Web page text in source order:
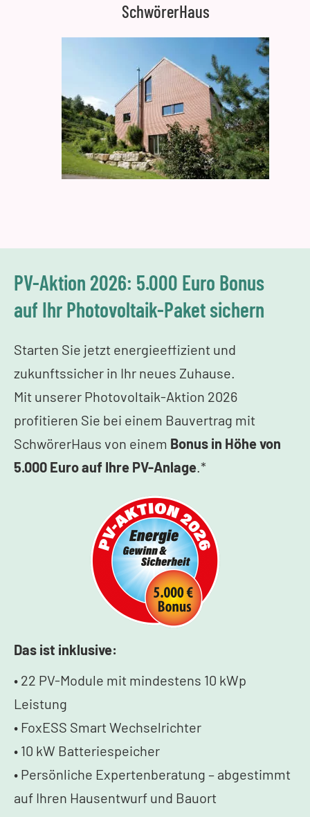
SchwörerHaus
PV-Aktion 2026: 5.000 Euro Bonus
auf Ihr Photovoltaik-Paket sichern
Starten Sie jetzt energieeffizient und
zukunftssicher in Ihr neues Zuhause.
Mit unserer Photovoltaik-Aktion 2026
profitieren Sie bei einem Bauvertrag mit
SchwörerHaus von einem Bonus in Höhe von
5.000 Euro auf Ihre PV-Anlage.*
Das ist inklusive:
• 22 PV-Module mit mindestens 10 kWp
Leistung
• FoxESS Smart Wechselrichter
• 10 kW Batteriespeicher
• Persönliche Expertenberatung – abgestimmt
auf Ihren Hausentwurf und Bauort